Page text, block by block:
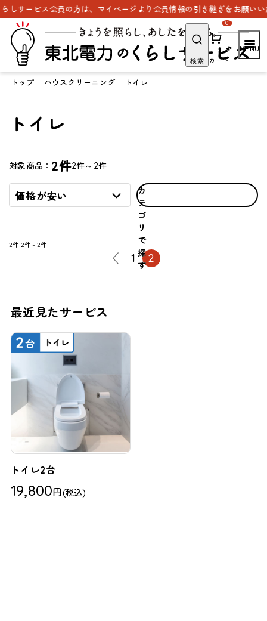
ービス会員の方は、マイページより会員情報の引き継ぎをお願いいた
検索 カート
0
トップ ハウスクリーニング トイレ
トイレ
対象商品： 2件2件～2件
価格が安い
カ
テ
ゴ
リ
で
探
す
2件 2件～2件
1 2
最近見たサービス
トイレ2台
19,800円(税込)